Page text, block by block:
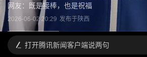
网友：既是接棒，也是祝福
2026-06-02 20:29 发布于陕西
打开腾讯新闻客户端说两句